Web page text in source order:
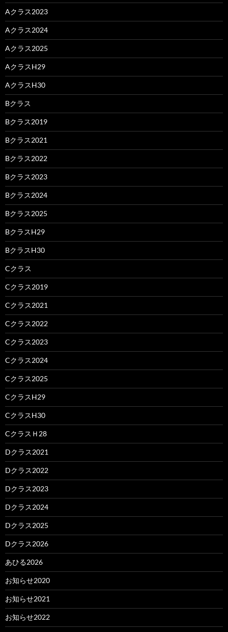
Aクラス2023
Aクラス2024
Aクラス2025
AクラスH29
AクラスH30
Bクラス
Bクラス2019
Bクラス2021
Bクラス2022
Bクラス2023
Bクラス2024
Bクラス2025
BクラスH29
BクラスH30
Cクラス
Cクラス2019
Cクラス2021
Cクラス2022
Cクラス2023
Cクラス2024
Cクラス2025
CクラスH29
CクラスH30
CクラスＨ28
Dクラス2021
Dクラス2022
Dクラス2023
Dクラス2024
Dクラス2025
Dクラス2026
あひる2026
お知らせ2020
お知らせ2021
お知らせ2022